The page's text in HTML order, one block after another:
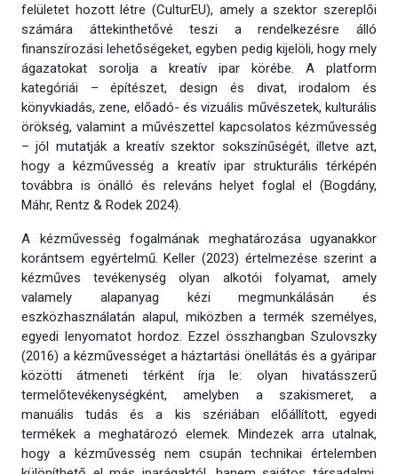
felületet hozott létre (CulturEU), amely a szektor szereplői
számára áttekinthetővé teszi a rendelkezésre álló
finanszírozási lehetőségeket, egyben pedig kijelöli, hogy mely
ágazatokat sorolja a kreatív ipar körébe. A platform
kategóriái – építészet, design és divat, irodalom és
könyvkiadás, zene, előadó- és vizuális művészetek, kulturális
örökség, valamint a művészettel kapcsolatos kézművesség
– jól mutatják a kreatív szektor sokszínűségét, illetve azt,
hogy a kézművesség a kreatív ipar strukturális térképén
továbbra is önálló és releváns helyet foglal el (Bogdány,
Máhr, Rentz & Rodek 2024).
A kézművesség fogalmának meghatározása ugyanakkor
korántsem egyértelmű. Keller (2023) értelmezése szerint a
kézműves tevékenység olyan alkotói folyamat, amely
valamely alapanyag kézi megmunkálásán és
eszközhasználatán alapul, miközben a termék személyes,
egyedi lenyomatot hordoz. Ezzel összhangban Szulovszky
(2016) a kézművességet a háztartási önellátás és a gyáripar
közötti átmeneti térként írja le: olyan hivatásszerű
termelőtevékenységként, amelyben a szakismeret, a
manuális tudás és a kis szériában előállított, egyedi
termékek a meghatározó elemek. Mindezek arra utalnak,
hogy a kézművesség nem csupán technikai értelemben